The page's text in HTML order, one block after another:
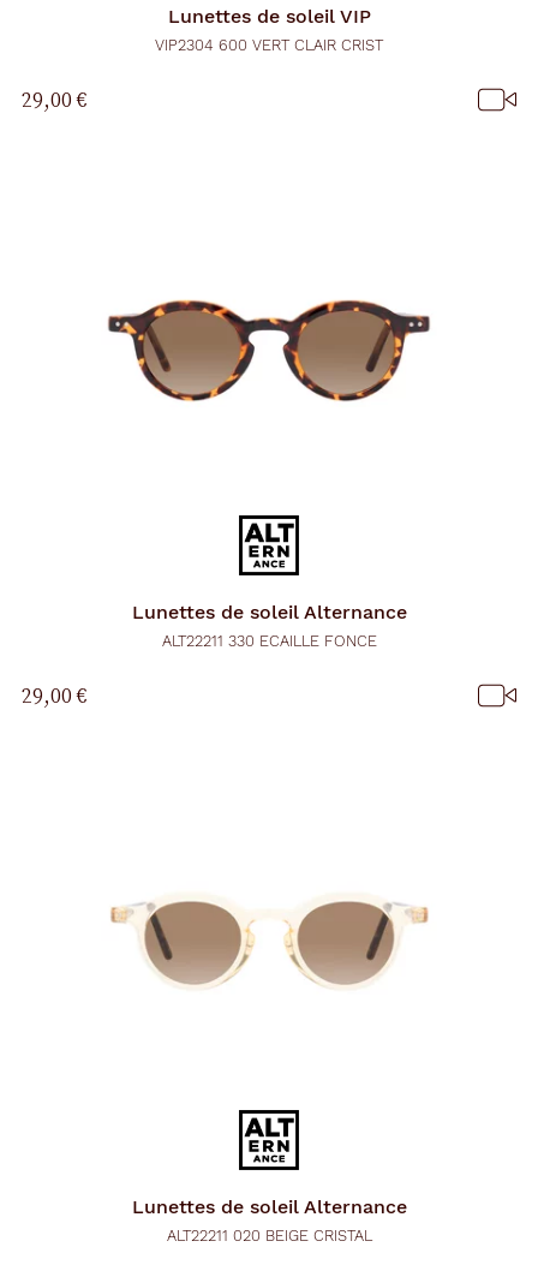
Lunettes de soleil VIP
VIP2304 600 VERT CLAIR CRIST
29,00 €
Lunettes de soleil Alternance
ALT22211 330 ECAILLE FONCE
29,00 €
Lunettes de soleil Alternance
ALT22211 020 BEIGE CRISTAL